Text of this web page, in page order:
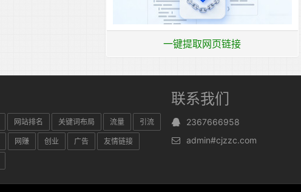
一键提取网页链接
网站排名 关键词布局 流量 引流
网赚 创业 广告 友情链接
联系我们
2367666958
admin#cjzzc.com